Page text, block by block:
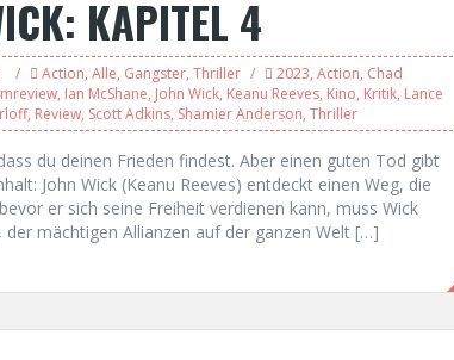
KAPITEL 4
Action, Alle, Gangster, Thriller 2023, Action, Chad
, Ian McShane, John Wick, Keanu Reeves, Kino, Kritik, Lance
, Review, Scott Adkins, Shamier Anderson, Thriller
du deinen Frieden findest. Aber einen guten Tod gibt
John Wick (Keanu Reeves) entdeckt einen Weg, die
er sich seine Freiheit verdienen kann, muss Wick
der mächtigen Allianzen auf der ganzen Welt […]